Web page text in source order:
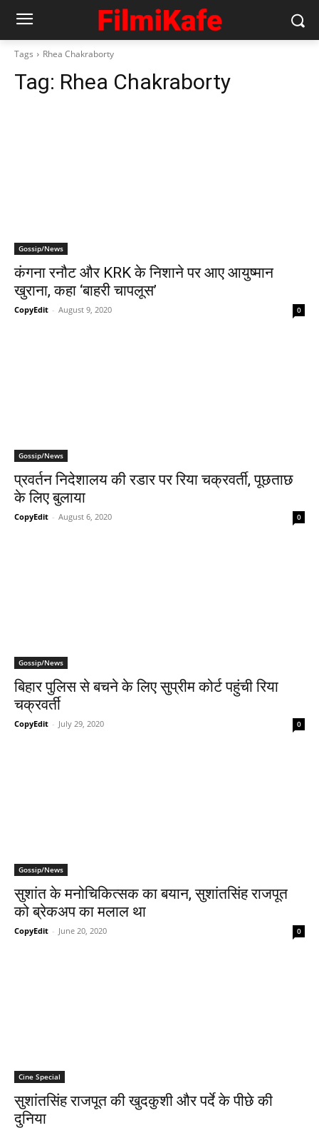
Tags Rhea Chakraborty
Tag: Rhea Chakraborty
Gossip/News
कंगना रनौट और KRK के निशाने पर आए आयुष्‍मान
खुराना, कहा ‘बाहरी चापलूस’
CopyEdit - August 9, 2020 0
Gossip/News
प्रवर्तन निदेशालय की रडार पर रिया चक्रवर्ती, पूछताछ
के लिए बुलाया
CopyEdit - August 6, 2020 0
Gossip/News
बिहार पुलिस से बचने के लिए सुप्रीम कोर्ट पहुंची रिया
चक्रवर्ती
CopyEdit - July 29, 2020 0
Gossip/News
सुशांत के मनोचिकित्‍सक का बयान, सुशांतसिंह राजपूत
को ब्रेकअप का मलाल था
CopyEdit - June 20, 2020 0
Cine Special
सुशांतसिंह राजपूत की खुदकुशी और पर्दे के पीछे की
दुनिया